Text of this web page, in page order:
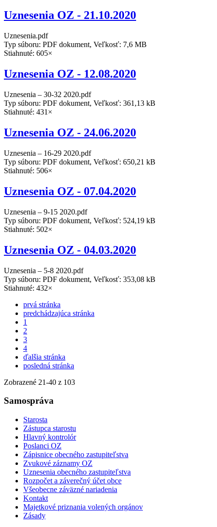
Uznesenia OZ - 21.10.2020
Uznesenia.pdf
Typ súboru: PDF dokument, Veľkosť: 7,6 MB
Stiahnuté: 605×
Uznesenia OZ - 12.08.2020
Uznesenia – 30-32 2020.pdf
Typ súboru: PDF dokument, Veľkosť: 361,13 kB
Stiahnuté: 431×
Uznesenia OZ - 24.06.2020
Uznesenia – 16-29 2020.pdf
Typ súboru: PDF dokument, Veľkosť: 650,21 kB
Stiahnuté: 506×
Uznesenia OZ - 07.04.2020
Uznesenia – 9-15 2020.pdf
Typ súboru: PDF dokument, Veľkosť: 524,19 kB
Stiahnuté: 502×
Uznesenia OZ - 04.03.2020
Uznesenia – 5-8 2020.pdf
Typ súboru: PDF dokument, Veľkosť: 353,08 kB
Stiahnuté: 432×
prvá stránka
predchádzajúca stránka
1
2
3
4
ďalšia stránka
posledná stránka
Zobrazené 21-40 z 103
Samospráva
Starosta
Zástupca starostu
Hlavný kontrolór
Poslanci OZ
Zápisnice obecného zastupiteľstva
Zvukové záznamy OZ
Uznesenia obecného zastupiteľstva
Rozpočet a záverečný účet obce
Všeobecne záväzné nariadenia
Kontakt
Majetkové priznania volených orgánov
Zásady